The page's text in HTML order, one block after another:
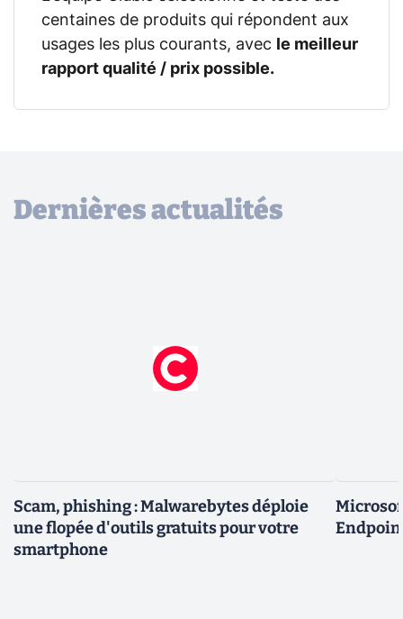
centaines de produits qui répondent aux
usages les plus courants, avec
le meilleur
rapport qualité / prix possible.
Dernières actualités
Scam, phishing : Malwarebytes déploie
une flopée d'outils gratuits pour votre
smartphone